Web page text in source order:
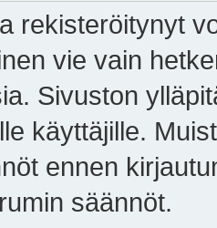
rekisteröitynyt
vie vain
Sivuston
käyttäjille.
ennen
säännöt.